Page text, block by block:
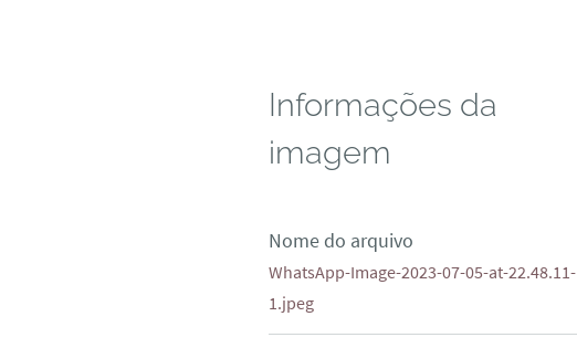
Informações da
imagem
Nome do arquivo
WhatsApp-Image-2023-07-05-at-22.48.11-
1.jpeg